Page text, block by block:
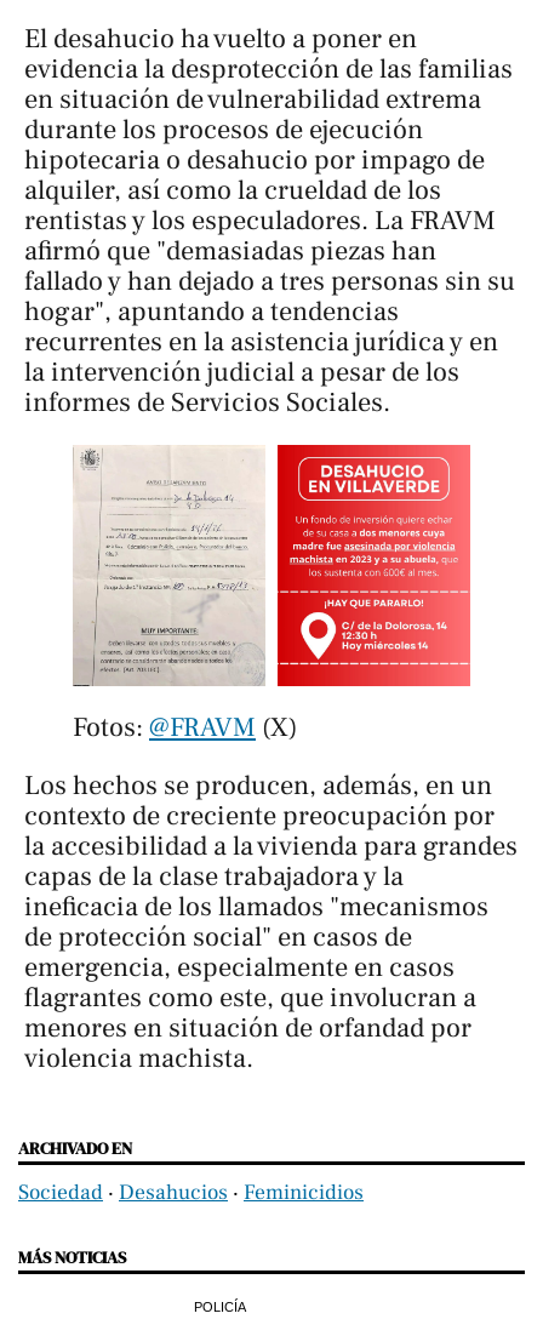
El desahucio ha vuelto a poner en
evidencia la desprotección de las familias
en situación de vulnerabilidad extrema
durante los procesos de ejecución
hipotecaria o desahucio por impago de
alquiler, así como la crueldad de los
rentistas y los especuladores. La FRAVM
afirmó que "demasiadas piezas han
fallado y han dejado a tres personas sin su
hogar", apuntando a tendencias
recurrentes en la asistencia jurídica y en
la intervención judicial a pesar de los
informes de Servicios Sociales.
Fotos: @FRAVM (X)
Los hechos se producen, además, en un
contexto de creciente preocupación por
la accesibilidad a la vivienda para grandes
capas de la clase trabajadora y la
ineficacia de los llamados "mecanismos
de protección social" en casos de
emergencia, especialmente en casos
flagrantes como este, que involucran a
menores en situación de orfandad por
violencia machista.
ARCHIVADO EN
Sociedad ‧ Desahucios ‧ Feminicidios
MÁS NOTICIAS
POLICÍA